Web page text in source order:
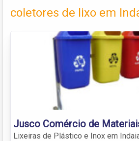
coletores de lixo em
Jusco Comércio de
Lixeiras de Plástico e Inox em